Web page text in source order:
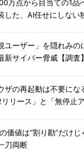
万点から目当ての1
した、AI任せにしない
ユーザー」を隠れみ
新サイバー脅威【調査】
ザの再起動は不要に
リリース」と「無停止
価値は“割り勘”だけ
刀両断